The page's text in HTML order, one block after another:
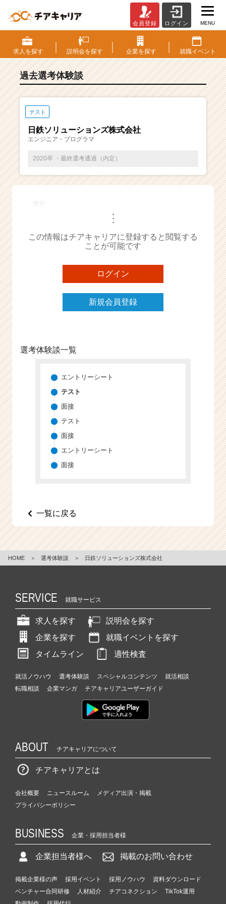
S・
選
考
験
ベ
ン
チ
ー・
成
ら
ス
ト
が
届
く
チ
h
e
会員登録 ログイン MENU
求人を探す 説明会を探す 企業を探す 就職イベント
過去選考体験談
テスト
日鉄ソリューションズ株式会社
エンジニア・プログラマ
2020卒 ・最終選考通過（内定）
・・・
この情報はチアキャリアに登録すると閲覧する
ことが可能です
ログイン
新規会員登録
選考体験談一覧
エントリーシート
テスト
面接
テスト
面接
エントリーシート
面接
一覧に戻る
HOME ＞ 選考体験談 ＞ 日鉄ソリューションズ株式会社
SERVICE 就職サービス
求人を探す
説明会を探す
企業を探す
就職イベントを探す
タイムライン
適性検査
就活ノウハウ 選考体験談 スペシャルコンテンツ
就活相談
転職相談
企業マンガ チアキャリアユーザーガイド
ABOUT チアキャリアについて
チアキャリアとは
会社概要 ニュースルーム
メディア出演・掲載
プライバシーポリシー
BUSINESS 企業・採用担当者様
企業担当者様へ 掲載のお問い合わせ
掲載企業様の声 採用イベント 採用ノウハウ
資料ダウンロード
ベンチャー合同研修
人材紹介 チアコネクション
TikTok運用